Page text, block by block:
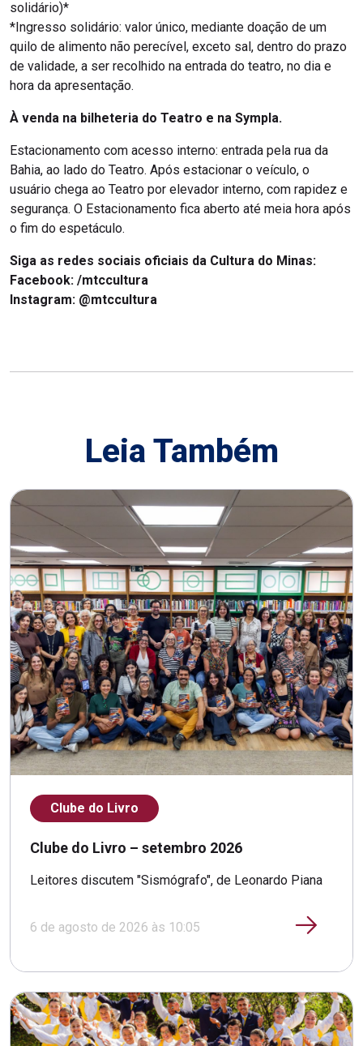
solidário)*
*Ingresso solidário: valor único, mediante doação de um
quilo de alimento não perecível, exceto sal, dentro do prazo
de validade, a ser recolhido na entrada do teatro, no dia e
hora da apresentação.
À venda na bilheteria do Teatro e na Sympla.
Estacionamento com acesso interno: entrada pela rua da
Bahia, ao lado do Teatro. Após estacionar o veículo, o
usuário chega ao Teatro por elevador interno, com rapidez e
segurança. O Estacionamento fica aberto até meia hora após
o fim do espetáculo.
Siga as redes sociais oficiais da Cultura do Minas:
Facebook: /mtccultura
Instagram: @mtccultura
Leia Também
Clube do Livro
Clube do Livro – setembro 2026
Leitores discutem "Sismógrafo", de Leonardo Piana
6 de agosto de 2026 às 10:05